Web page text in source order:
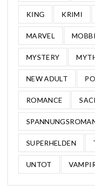
KING KRIMI
MARVEL
MYSTERY
NEW ADULT
ROMANCE
SUPERHELDEN
UNTOT